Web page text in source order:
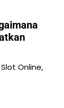
Online,